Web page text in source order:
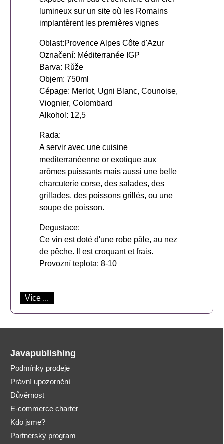
lumineux sur un site où les Romains
implantèrent les premières vignes
Oblast:Provence Alpes Côte d'Azur
Označení: Méditerranée IGP
Barva: Růže
Objem: 750ml
Cépage: Merlot, Ugni Blanc, Counoise,
Viognier, Colombard
Alkohol: 12,5
Rada:
A servir avec une cuisine
mediterranéenne or exotique aux
arômes puissants mais aussi une belle
charcuterie corse, des salades, des
grillades, des poissons grillés, ou une
soupe de poisson.
Degustace:
Ce vin est doté d'une robe pâle, au nez
de pêche. Il est croquant et frais.
Provozní teplota: 8-10
Více ...
Javapublishing
Podmínky prodeje
Právní upozornění
Důvěrnost
E-commerce charter
Kdo jsme?
Partnerský program